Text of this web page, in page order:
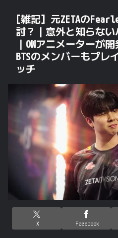
[雑記] 元ZETAの
討？｜意外と知らな
｜OWアニメーターが
BTSのメンバーもプレ
ッチ
X Facebook